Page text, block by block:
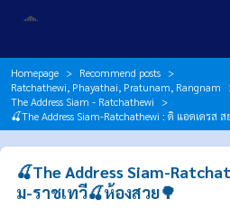
Homepage
Recommend posts
Ratchathewi, Phayathai, Pratunam, Rangnam
The Address Siam - Ratchathewi
🍒The Address Siam-Ratchathewi : ดิ แอดเดรส
🍒The Address Siam-
ม-ราชเทวี🍒ห้องสวย🌳